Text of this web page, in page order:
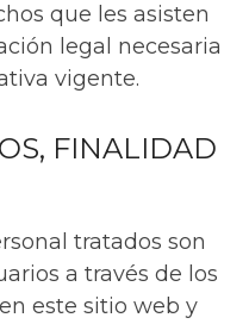
que les asisten
legal necesaria
vigente.
FINALIDAD
tratados son
a través de los
este sitio web y